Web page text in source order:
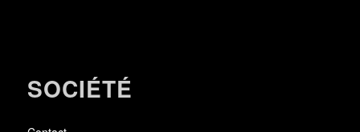
SOCIÉTÉ